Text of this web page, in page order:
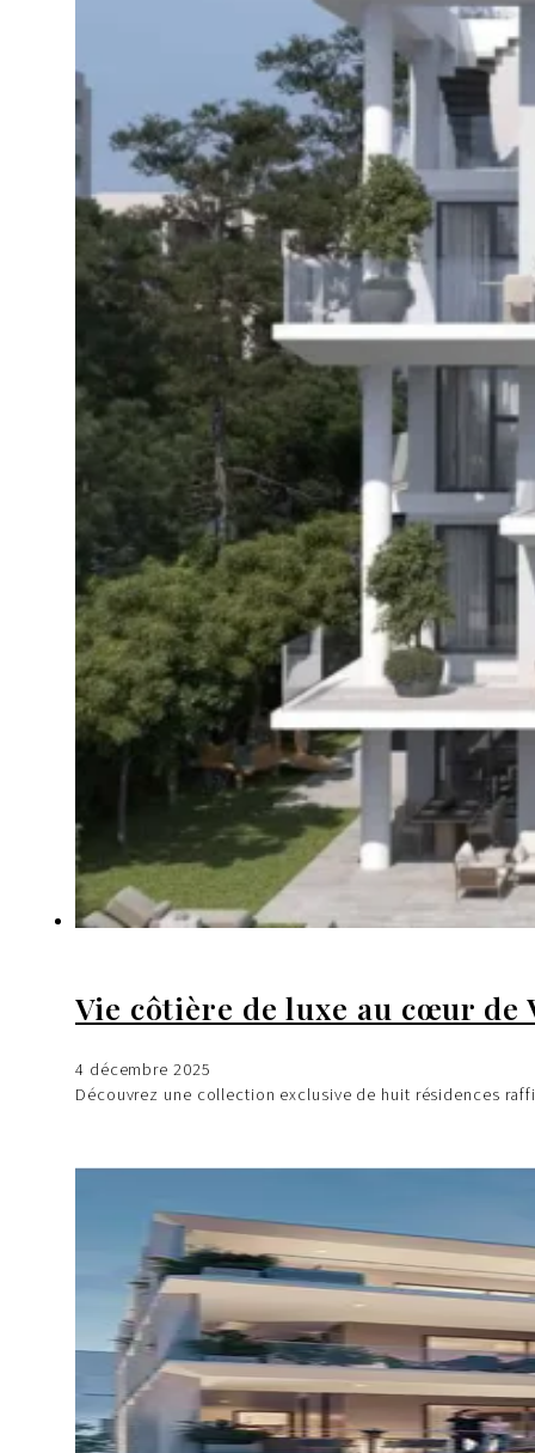
Vie côtière de luxe au cœur de
4 décembre 2025
Découvrez une collection exclusive de huit résidences